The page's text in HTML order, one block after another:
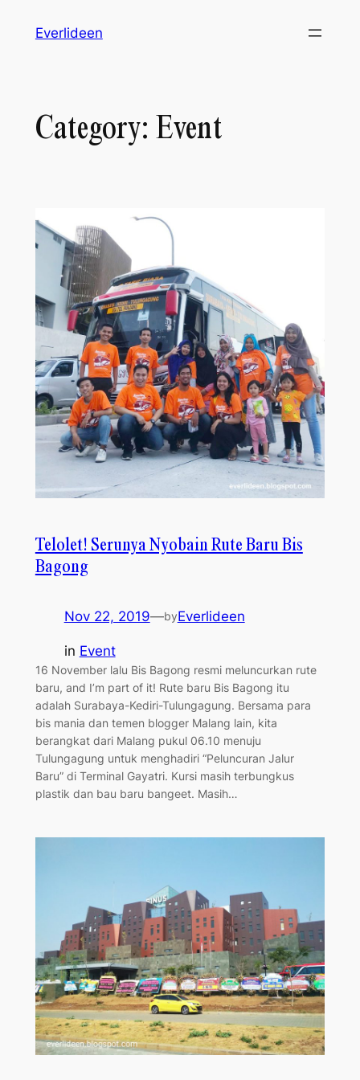
Everlideen
Category: Event
Telolet! Serunya Nyobain Rute Baru Bis
Bagong
Nov 22, 2019—byEverlideen
in Event
16 November lalu Bis Bagong resmi meluncurkan rute
baru, and I’m part of it! Rute baru Bis Bagong itu
adalah Surabaya-Kediri-Tulungagung. Bersama para
bis mania dan temen blogger Malang lain, kita
berangkat dari Malang pukul 06.10 menuju
Tulungagung untuk menghadiri “Peluncuran Jalur
Baru” di Terminal Gayatri. Kursi masih terbungkus
plastik dan bau baru bangeet. Masih…